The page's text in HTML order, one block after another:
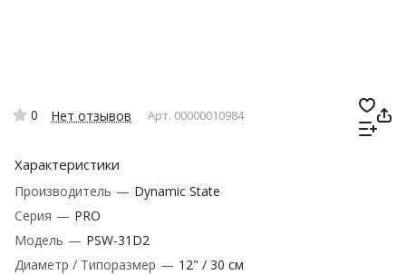
0 Нет отзывов Арт. 00000010984
Характеристики
Производитель — Dynamic State
Серия — PRO
Модель — PSW-31D2
Диаметр / Типоразмер — 12" / 30 см